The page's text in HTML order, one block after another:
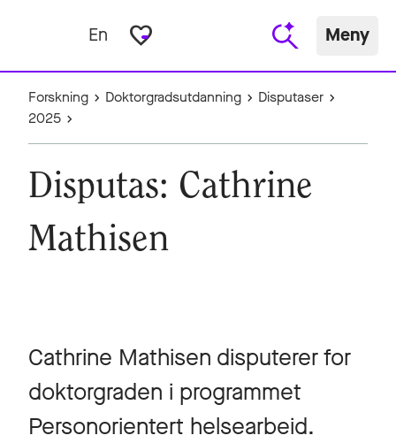
En favorite_border Meny
Forskning Doktorgradsutdanning
Disputaser
2025
Disputas: Cathrine
Mathisen
Cathrine Mathisen disputerer for
doktorgraden i programmet
Personorientert helsearbeid.